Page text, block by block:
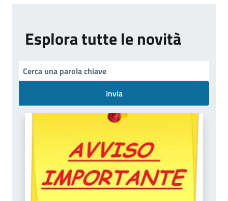
Esplora tutte le novità
Invia